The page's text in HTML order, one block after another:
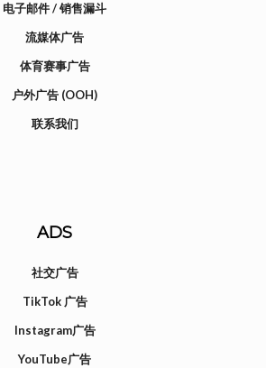
电子邮件 / 销售漏斗
流媒体广告
体育赛事广告
户外广告 (OOH)
联系我们
ADS
社交广告
TikTok 广告
Instagram广告
YouTube广告